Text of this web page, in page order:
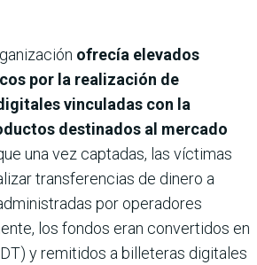
ofrecía elevados
por la realización de
vinculadas con la
destinados al mercado
una vez captadas, las víctimas
transferencias de dinero a
por operadores
los fondos eran convertidos en
y remitidos a billeteras digitales